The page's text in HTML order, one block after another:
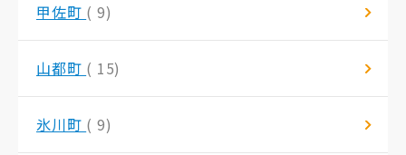
甲佐町 ( 9)
山都町 ( 15)
氷川町 ( 9)